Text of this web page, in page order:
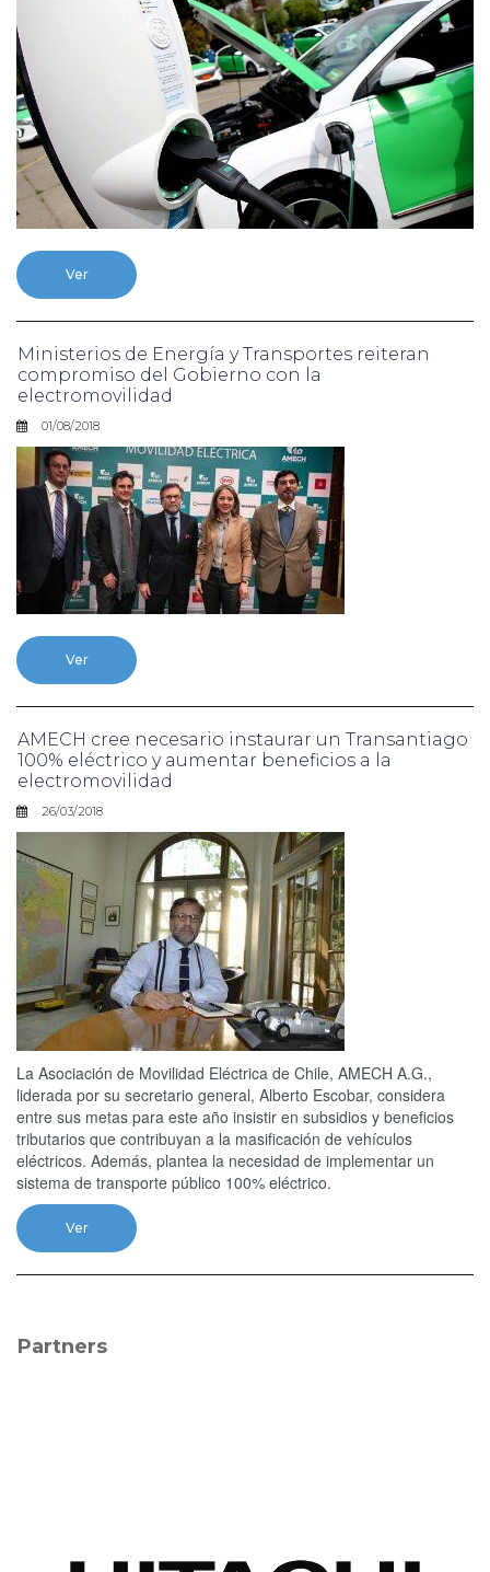
Ver
Ministerios de Energía y Transportes reiteran
compromiso del Gobierno con la
electromovilidad
01/08/2018
Ver
AMECH cree necesario instaurar un Transantiago
100% eléctrico y aumentar beneficios a la
electromovilidad
26/03/2018
La Asociación de Movilidad Eléctrica de Chile, AMECH A.G.,
liderada por su secretario general, Alberto Escobar, considera
entre sus metas para este año insistir en subsidios y beneficios
tributarios que contribuyan a la masificación de vehículos
eléctricos. Además, plantea la necesidad de implementar un
sistema de transporte público 100% eléctrico.
Ver
Partners